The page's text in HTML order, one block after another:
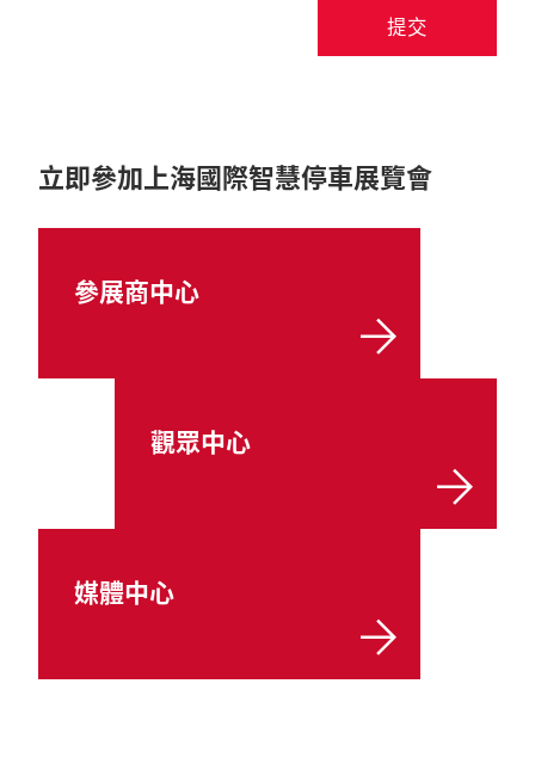
提交
立即參加上海國際智慧停車展覽會
參展商中心
觀眾中心
媒體中心